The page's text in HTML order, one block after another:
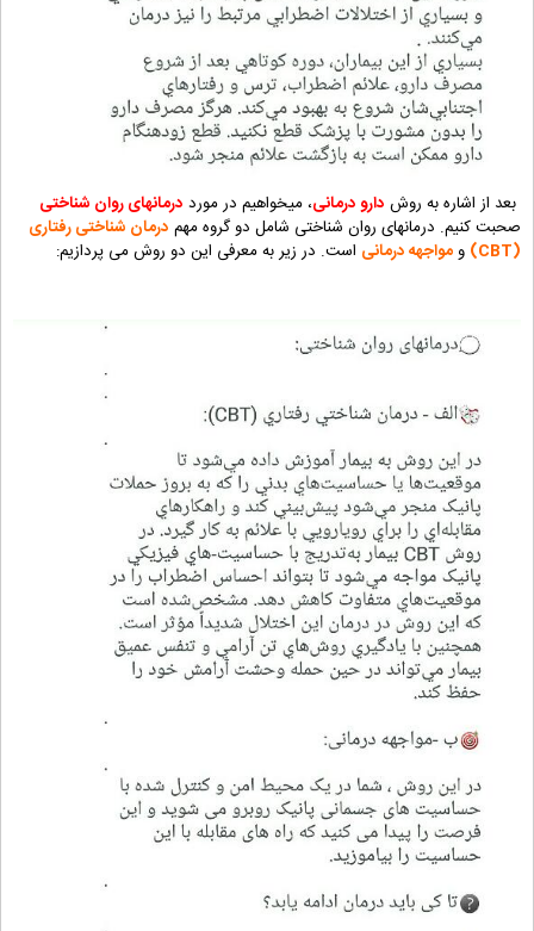
بعد از اشاره به روش دارو درمانی، میخواهیم در مورد درمانهای روان شناختی
صحبت کنیم. درمانهای روان شناختی شامل دو گروه مهم درمان شناختی رفتاری
(CBT)
و مواجهه درمانی است. در زیر به معرفی این دو روش می پردازیم: